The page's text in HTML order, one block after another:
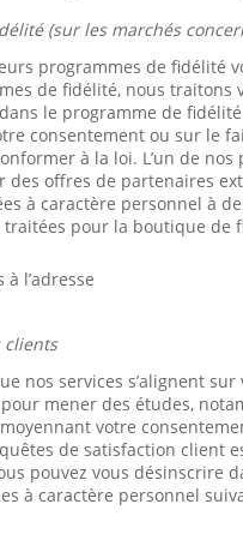
(sur les marchés
programmes de fidélité
de fidélité, nous
le programme de
consentement ou sur le
à la loi. L’un de
des offres de partenaires
à caractère personnel à
pour la boutique de
l’adresse
clients
nos services s’alignent
mener des études,
votre
de satisfaction client
pouvez vous désinscrire
à caractère personnel